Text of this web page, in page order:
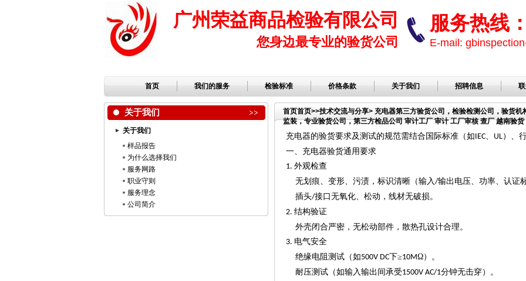
广州荣益商品检验有限公司
您身边最专业的验货公司
服务热线
E-mail:
首页 我们的服务 检验标准 价格条款 关于我们 招聘信息
关于我们
关于我们
样品报告
为什么选择我们
服务网路
职业守则
服务理念
公司简介
首页首页>>技术交流与分享> 充电器第三方验货公司，检验检测公司，验货
监装，专业验货公司，第三方检品公司 审计工厂 审计 工厂审核 查厂 越南验
公司，服装检品，鞋子检品公司
充电器的验货要求及测试的规范需结合国际标准（如IEC、 UL）、
一、充电器验货通用要求
1. 外观检查
无划痕、变形、污渍，标识清晰（输入/输出电压、功率、认证
插头/接口无氧化、松动，线材无破损。
2. 结构验证
外壳闭合严密，无松动部件，散热孔设计合理。
3. 电气安全
绝缘电阻测试（如500V DC下≥10MΩ）。
耐压测试（如输入输出间承受1500V AC/1分钟无击穿）。